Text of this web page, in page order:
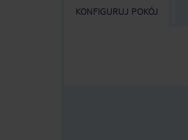
KONFIGURUJ POKÓJ